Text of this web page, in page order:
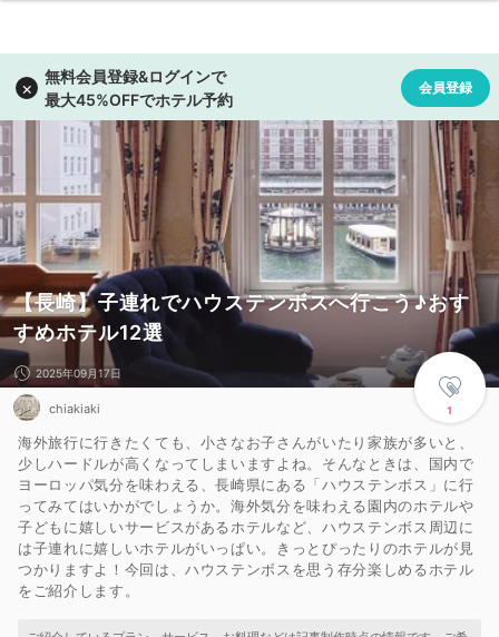
【長崎】子連れでハウステンボスへ行こう♪おす
すめホテル12選
1
2025年09月17日
chiakiaki
海外旅行に行きたくても、小さなお子さんがいたり家族が多いと、
少しハードルが高くなってしまいますよね。そんなときは、国内で
ヨーロッパ気分を味わえる、長崎県にある「ハウステンボス」に行
ってみてはいかがでしょうか。海外気分を味わえる園内のホテルや
子どもに嬉しいサービスがあるホテルなど、ハウステンボス周辺に
は子連れに嬉しいホテルがいっぱい。きっとぴったりのホテルが見
つかりますよ！今回は、ハウステンボスを思う存分楽しめるホテル
をご紹介します。